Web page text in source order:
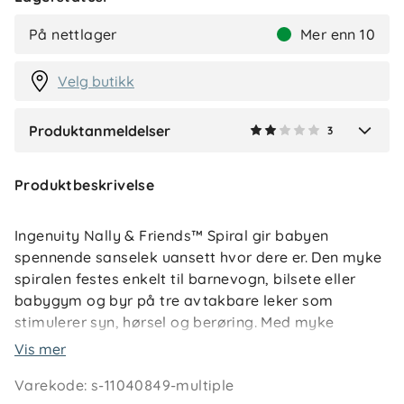
På nettlager Mer enn 10
Velg butikk
Produktanmeldelser 3
Batteriet på denne leken ble dessverre veldig fort tom
for batteri. Men ellers er baby veldig fornøyd med den
Produktbeskrivelse
Ingenuity Nally & Friends™ Spiral gir babyen
spennende sanselek uansett hvor dere er. Den myke
spiralen festes enkelt til barnevogn, bilsete eller
babygym og byr på tre avtakbare leker som
stimulerer syn, hørsel og berøring. Med myke
teksturer, beroligende lyder og en trygg
de minste.
Vis mer
Varekode:s-11040849-multiple